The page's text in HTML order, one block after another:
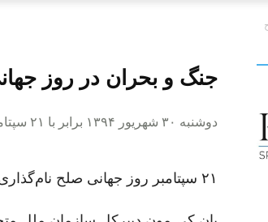
لندن
جنگ و بحران در روز
دوشنبه ۳۰ شهریور ۱۳۹۴ برابر با ۲۱ سپتامبر ۲۰۱۵
۲۱ سپتامبر روز جهانی صلح نام‌گذاری شده است.